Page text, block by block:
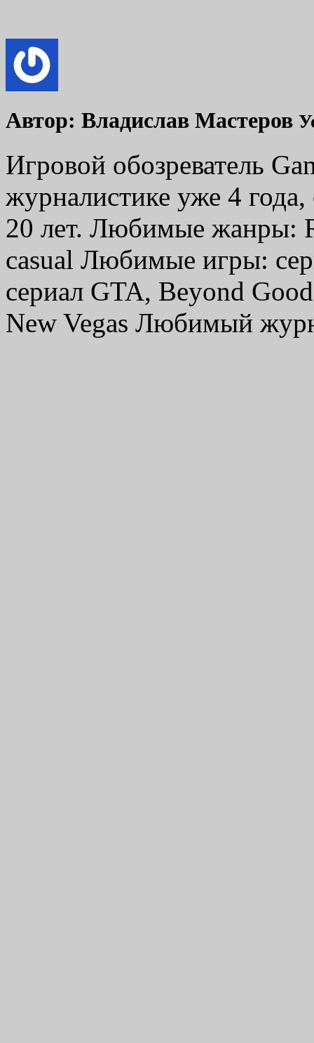
Автор: Владислав Мастеров
Игровой обозреватель
журналистике уже 4
20 лет. Любимые жанры:
casual Любимые игры:
сериал GTA, Beyond
New Vegas Любимый